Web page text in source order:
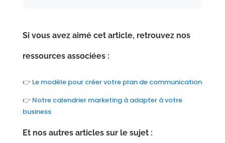
Si vous avez aimé cet article, retrouvez nos
ressources associées :
👉 Le modèle pour créer votre plan de communication
👉 Notre calendrier marketing à adapter à votre
business
Et nos autres articles sur le sujet :